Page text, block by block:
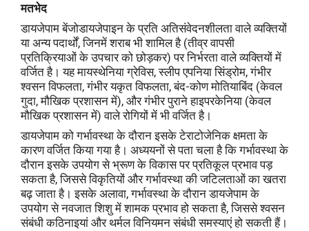
मतभेद
डायजेपाम बेंजोडायजेपाइन के प्रति अतिसंवेदनशीलता वाले व्यक्तियों
या अन्य पदार्थों, जिनमें शराब भी शामिल है (तीव्र वापसी
प्रतिक्रियाओं के उपचार को छोड़कर) पर निर्भरता वाले व्यक्तियों में
वर्जित है। यह मायस्थेनिया ग्रेविस, स्लीप एपनिया सिंड्रोम, गंभीर
श्वसन विफलता, गंभीर यकृत विफलता, बंद-कोण मोतियाबिंद (केवल
गुदा, मौखिक प्रशासन में), और गंभीर पुराने हाइपरकेनिया (केवल
मौखिक प्रशासन में) वाले रोगियों में भी वर्जित है।
डायजेपाम को गर्भावस्था के दौरान इसके टेराटोजेनिक क्षमता के
कारण वर्जित किया गया है। अध्ययनों से पता चला है कि गर्भावस्था के
दौरान इसके उपयोग से भ्रूण के विकास पर प्रतिकूल प्रभाव पड़
सकता है, जिससे विकृतियों और गर्भावस्था की जटिलताओं का खतरा
बढ़ जाता है। इसके अलावा, गर्भावस्था के दौरान डायजेपाम के
उपयोग से नवजात शिशु में शामक प्रभाव हो सकता है, जिससे श्वसन
संबंधी कठिनाइयां और थर्मल विनियमन संबंधी समस्याएं हो सकती हैं।